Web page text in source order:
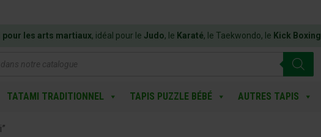
pour les arts martiaux, idéal pour le Judo, le Karaté, le Taekwondo, le Kick Boxing
TATAMI TRADITIONNEL TAPIS PUZZLE BÉBÉ AUTRES TAPIS